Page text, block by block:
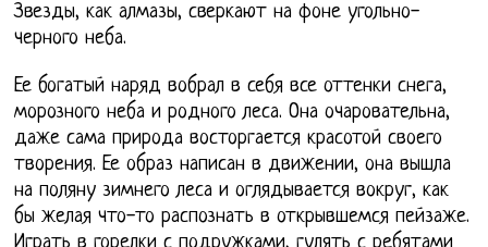
Звезды, как алмазы, сверкают на фоне угольно-
черного неба.
Ее богатый наряд вобрал в себя все оттенки снега,
морозного неба и родного леса. Она очаровательна,
даже сама природа восторгается красотой своего
творения. Ее образ написан в движении, она вышла
на поляну зимнего леса и оглядывается вокруг, как
бы желая что-то распознать в открывшемся пейзаже.